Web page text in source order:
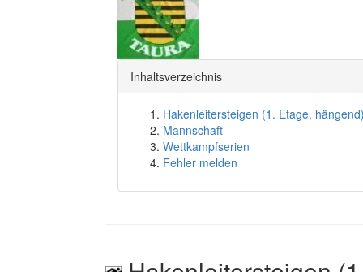
Inhaltsverzeichnis
Hakenleitersteigen (1. Etage,
Mannschaft
Wettkampfserien
Fehler melden